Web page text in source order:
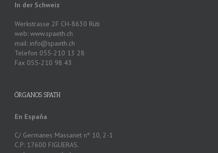
In der Schweiz
Werkstrasse 2F CH-8630 Rüti
web: www.spaeth.ch
mail: info@spaeth.ch
Telefon 055-210 13 28
Fax 055-210 98 43
ÓRGANOS SPATH
En España
C/ Germanes Massanet nº 10, 2-1
C.P: 17600 FIGUERAS.